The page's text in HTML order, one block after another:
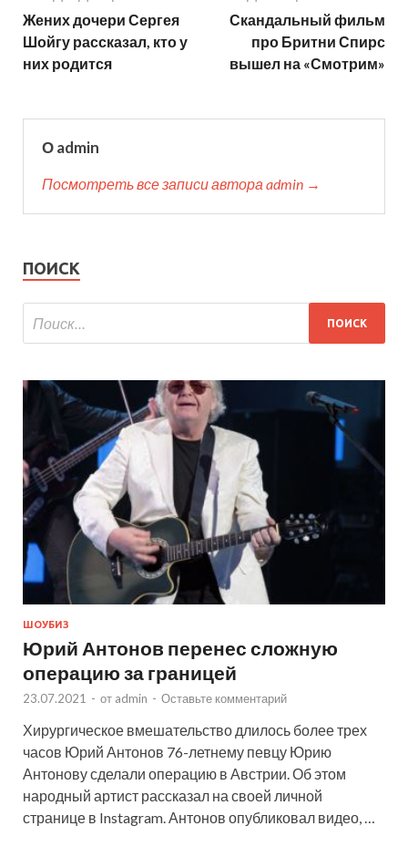
Жених дочери Сергея
Шойгу рассказал, кто у
них родится
Скандальный фильм
про Бритни Спирс
вышел на «Смотрим»
О admin
Посмотреть все записи автора admin →
ПОИСК
ШОУБИЗ
Юрий Антонов перенес сложную
операцию за границей
23.07.2021 - от admin - Оставьте комментарий
Хирургическое вмешательство длилось более трех
часов Юрий Антонов 76-летнему певцу Юрию
Антонову сделали операцию в Австрии. Об этом
народный артист рассказал на своей личной
странице в Instagram. Антонов опубликовал видео, …